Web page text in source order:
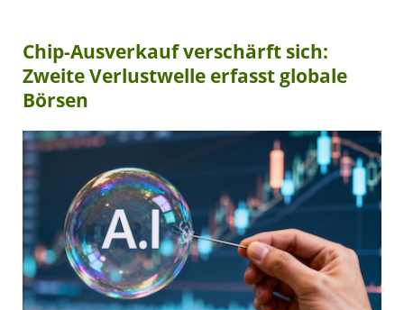
Chip-Ausverkauf verschärft sich:
Zweite Verlustwelle erfasst globale
Börsen